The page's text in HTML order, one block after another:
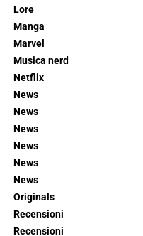
Lore
Manga
Marvel
Musica nerd
Netflix
News
News
News
News
News
News
Originals
Recensioni
Recensioni